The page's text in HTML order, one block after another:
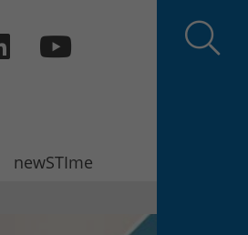
newSTIme